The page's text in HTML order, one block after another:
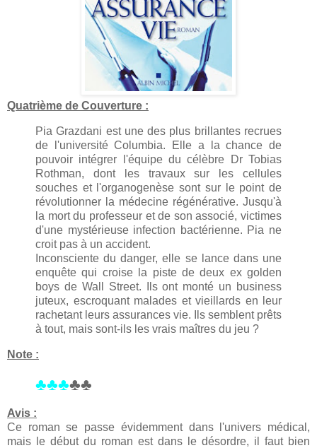
Quatrième de Couverture :
Pia Grazdani est une des plus brillantes recrues
de l'université Columbia. Elle a la chance de
pouvoir intégrer l'équipe du célèbre Dr Tobias
Rothman, dont les travaux sur les cellules
souches et l'organogenèse sont sur le point de
révolutionner la médecine régénérative. Jusqu'à
la mort du professeur et de son associé, victimes
d'une mystérieuse infection bactérienne. Pia ne
croit pas à un accident.
Inconsciente du danger, elle se lance dans une
enquête qui croise la piste de deux ex golden
boys de Wall Street. Ils ont monté un business
juteux, escroquant malades et vieillards en leur
rachetant leurs assurances vie. Ils semblent prêts
à tout, mais sont-ils les vrais maîtres du jeu ?
Note :
♣♣♣♣♣
Avis :
Ce roman se passe évidemment dans l'univers médical,
mais le début du roman est dans le désordre, il faut bien